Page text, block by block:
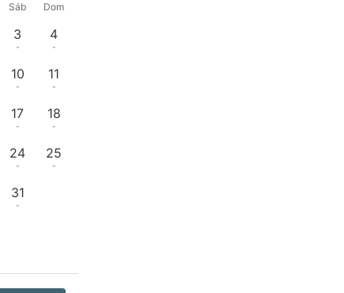
Sáb Dom
3
-
4
-
10
-
11
-
17
-
18
-
24
-
25
-
31
-